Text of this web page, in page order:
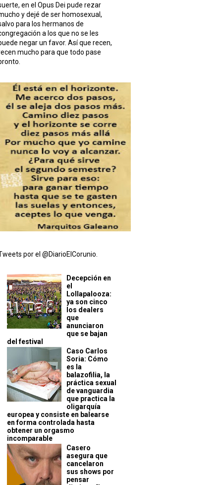
en el Opus Dei pude rezar
y dejé de ser homosexual,
para los hermanos de
a los que no se les
negar un favor. Así que recen,
mucho para que todo pase
por el @DiarioElCorunio.
Decepción en
el
Lollapalooza:
ya son cinco
los dealers
que
anunciaron
que se bajan
del festival
Caso Carlos
Soria: Cómo
es la
balazofilia, la
práctica sexual
de vanguardia
que practica la
oligarquía
europea y consiste en balearse
en forma controlada hasta
obtener un orgasmo
incomparable
Casero
asegura que
cancelaron
sus shows por
pensar